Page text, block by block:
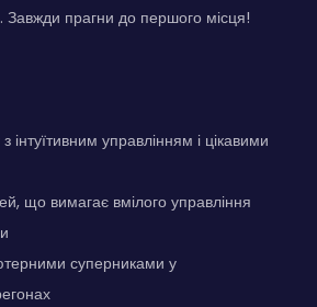
Завжди прагни до першого місця!
інтуїтивним управлінням і цікавими
що вимагає вмілого управління
суперниками у